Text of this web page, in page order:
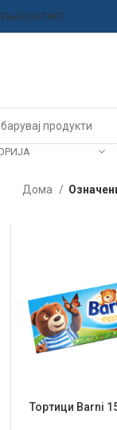
КОНТАКТ
Дома
Тортици Barni